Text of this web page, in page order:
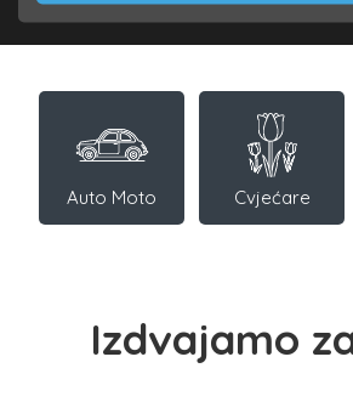
Auto Moto Cvjećare
Izdvajamo